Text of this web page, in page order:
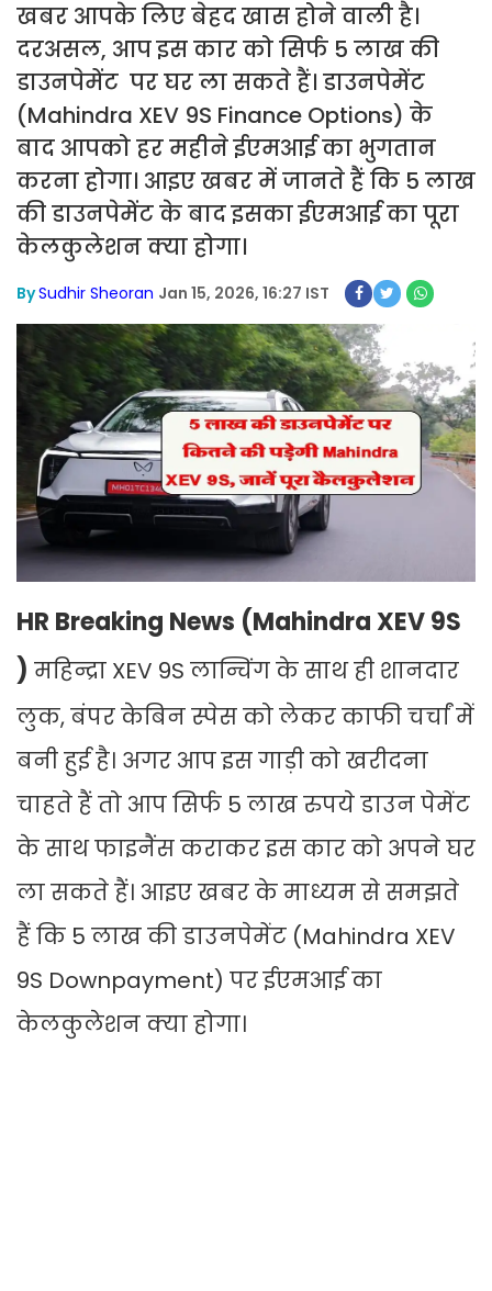
खबर आपके लिए बेहद खास होने वाली है।
दरअसल, आप इस कार को सिर्फ 5 लाख की
डाउनपेमेंट पर घर ला सकते हैं। डाउनपेमेंट
(Mahindra XEV 9S Finance Options) के
बाद आपको हर महीने ईएमआई का भुगतान
करना होगा। आइए खबर में जानते हैं कि 5 लाख
की डाउनपेमेंट के बाद इसका ईएमआई का पूरा
केलकुलेशन क्या होगा।
BySudhir Sheoran Jan 15, 2026, 16:27 IST
HR Breaking News (Mahindra XEV 9S
) महिन्द्रा XEV 9S लान्चिंग के साथ ही शानदार
लुक, बंपर केबिन स्पेस को लेकर काफी चर्चां में
बनी हुई है। अगर आप इस गाड़ी को खरीदना
चाहते हैं तो आप सिर्फ 5 लाख रुपये डाउन पेमेंट
के साथ फाइनैंस कराकर इस कार को अपने घर
ला सकते हैं। आइए खबर के माध्यम से समझते
हैं कि 5 लाख की डाउनपेमेंट (Mahindra XEV
9S Downpayment) पर ईएमआई का
केलकुलेशन क्या होगा।